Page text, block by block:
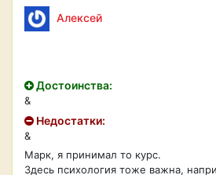
Алексей
Достоинства:
&
Недостатки:
&
Марк, я принимал то курс.
Здесь психология тоже важна,